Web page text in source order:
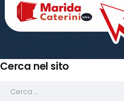
Cerca nel sito